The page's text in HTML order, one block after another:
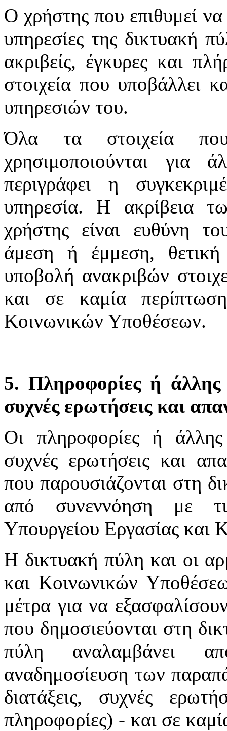
Ο χρήστης που επιθυμεί να
υπηρεσίες της δικτυακή
ακριβείς, έγκυρες και
στοιχεία που υποβάλλει
υπηρεσιών του.
Όλα τα στοιχεία
χρησιμοποιούνται
περιγράφει η
υπηρεσία. Η ακρίβεια
χρήστης είναι ευθύνη
άμεση ή έμμεση,
υποβολή ανακριβών
και σε καμία
Κοινωνικών Υποθέσεων.
5. Πληροφορίες ή άλλης
συχνές ερωτήσεις και
Οι πληροφορίες ή άλλης
συχνές ερωτήσεις και
που παρουσιάζονται στη
από συνεννόηση με
Υπουργείου Εργασίας και
Η δικτυακή πύλη και οι
και Κοινωνικών
μέτρα για να
που δημοσιεύονται στη
πύλη αναλαμβάνει
αναδημοσίευση των
διατάξεις, συχνές
πληροφορίες) - και σε